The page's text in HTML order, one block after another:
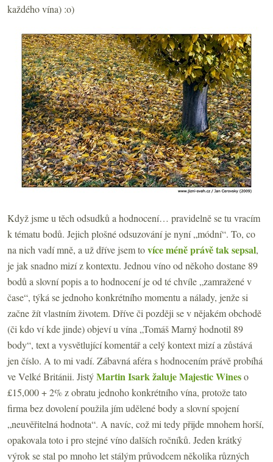
každého vína) :o)
Když jsme u těch odsudků a hodnocení… pravidelně se tu vracím
k tématu bodů. Jejich plošné odsuzování je nyní „módní“. To, co
na nich vadí mně, a už dříve jsem tovíce méně právě tak sepsal,
je jak snadno mizí z kontextu. Jednou víno od někoho dostane 89
bodů a slovní popis a to hodnocení je od té chvíle „zamražené v
čase“, týká se jednoho konkrétního momentu a nálady, jenže si
začne žít vlastním životem. Dříve či později se v nějakém obchodě
(či kdo ví kde jinde) objeví u vína „Tomáš Marný hodnotil 89
body“, text a vysvětlující komentář a celý kontext mizí a zůstává
jen číslo. A to mi vadí. Zábavná aféra s hodnocením právě probíhá
ve Velké Británii. JistýMartin Isark žaluje Majestic Wineso
£15,000 + 2% z obratu jednoho konkrétního vína, protože tato
firma bez dovolení použila jím udělené body a slovní spojení
„neuvěřitelná hodnota“. A navíc, což mi tedy přijde mnohem horší,
opakovala toto i pro stejné víno dalších ročníků. Jeden krátký
výrok se stal po mnoho let stálým průvodcem několika různých